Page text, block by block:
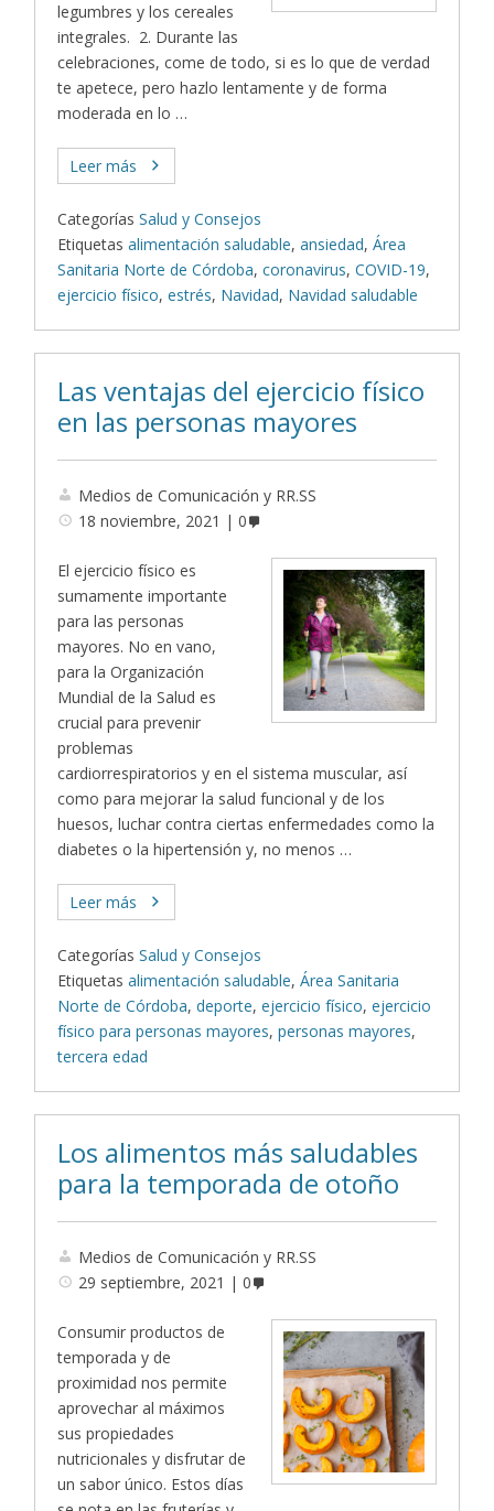
legumbres y los cereales
integrales. 2. Durante las
celebraciones, come de todo, si es lo que de verdad
te apetece, pero hazlo lentamente y de forma
moderada en lo …
Leer más
Categorías Salud y Consejos
Etiquetas alimentación saludable,ansiedad,Área
Sanitaria Norte de Córdoba,coronavirus,COVID-19,
ejercicio físico,estrés, Navidad, Navidad saludable
Las ventajas del ejercicio físico
en las personas mayores
Medios de Comunicación y RR.SS
18 noviembre, 2021
0
El ejercicio físico es
sumamente importante
para las personas
mayores. No en vano,
para la Organización
Mundial de la Salud es
crucial para prevenir
problemas
cardiorrespiratorios y en el sistema muscular, así
como para mejorar la salud funcional y de los
huesos, luchar contra ciertas enfermedades como la
diabetes o la hipertensión y, no menos …
Leer más
Categorías Salud y Consejos
Etiquetas alimentación saludable,Área Sanitaria
Norte de Córdoba,deporte,ejercicio físico,ejercicio
físico para personas mayores,personas mayores,
tercera edad
Los alimentos más saludables
para la temporada de otoño
Medios de Comunicación y RR.SS
29 septiembre, 2021
0
Consumir productos de
temporada y de
proximidad nos permite
aprovechar al máximos
sus propiedades
nutricionales y disfrutar de
un sabor único. Estos días